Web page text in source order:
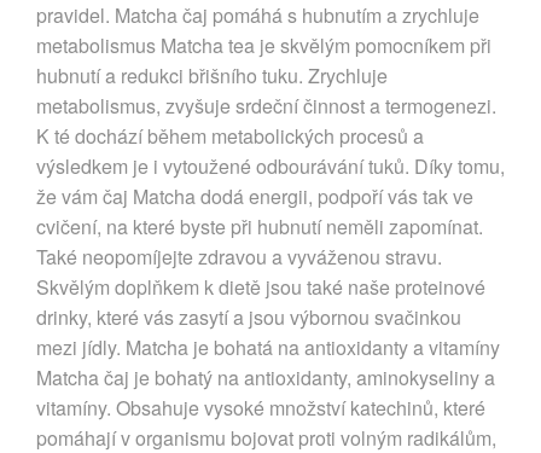
pravidel. Matcha čaj pomáhá s hubnutím a zrychluje
metabolismus Matcha tea je skvělým pomocníkem při
hubnutí a redukci břišního tuku. Zrychluje
metabolismus, zvyšuje srdeční činnost a termogenezi.
K té dochází během metabolických procesů a
výsledkem je i vytoužené odbourávání tuků. Díky tomu,
že vám čaj Matcha dodá energii, podpoří vás tak ve
cvičení, na které byste při hubnutí neměli zapomínat.
Také neopomíjejte zdravou a vyváženou stravu.
Skvělým doplňkem k dietě jsou také naše proteinové
drinky, které vás zasytí a jsou výbornou svačinkou
mezi jídly. Matcha je bohatá na antioxidanty a vitamíny
Matcha čaj je bohatý na antioxidanty, aminokyseliny a
vitamíny. Obsahuje vysoké množství katechinů, které
pomáhají v organismu bojovat proti volným radikálům,